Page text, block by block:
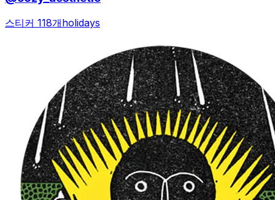
스티커 118개holidays